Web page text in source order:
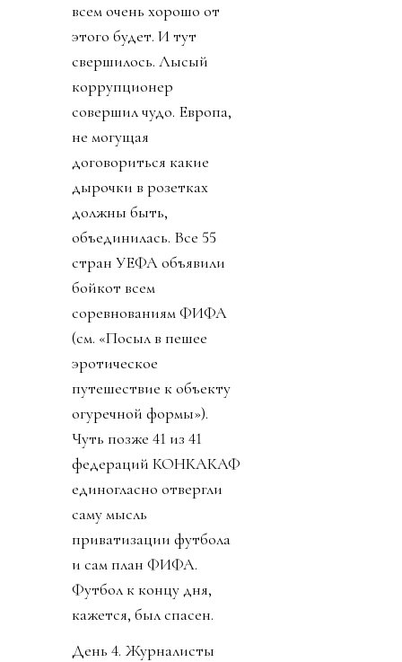
всем очень хорошо от
этого будет. И тут
свершилось. Лысый
коррупционер
совершил чудо. Европа,
не могущая
договориться какие
дырочки в розетках
должны быть,
объединилась. Все 55
стран УЕФА объявили
бойкот всем
соревнованиям ФИФА
(см. «Посыл в пешее
эротическое
путешествие к объекту
огуречной формы»).
Чуть позже 41 из 41
федераций КОНКАКАФ
единогласно отвергли
саму мысль
приватизации футбола
и сам план ФИФА.
Футбол к концу дня,
кажется, был спасен.
День 4. Журналисты